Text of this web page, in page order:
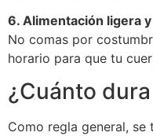
6. Alimentación ligera
No comas por
horario para que tu
¿Cuánto
Como regla general,